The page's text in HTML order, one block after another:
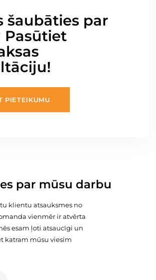
šaubāties par
Pasūtiet
PIETEIKUMU
par mūsu darbu
klientu atsauksmes no
vienmēr ir atvērta
esam ļoti atsaucīgi un
katram mūsu viesim